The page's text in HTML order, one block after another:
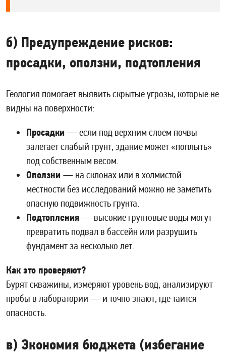
б) Предупреждение рисков:
просадки, оползни, подтопления
Геология помогает выявить скрытые угрозы, которые не
видны на поверхности:
Просадки — если под верхним слоем почвы
залегает слабый грунт, здание может «поплыть»
под собственным весом.
Оползни — на склонах или в холмистой
местности без исследований можно не заметить
опасную подвижность грунта.
Подтопления — высокие грунтовые воды могут
превратить подвал в бассейн или разрушить
фундамент за несколько лет.
Как это проверяют?
Бурят скважины, измеряют уровень вод, анализируют
пробы в лаборатории — и точно знают, где таится
опасность.
в) Экономия бюджета (избегание